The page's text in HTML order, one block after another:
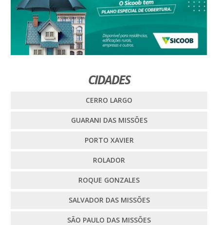
CIDADES
CERRO LARGO
GUARANI DAS MISSÕES
PORTO XAVIER
ROLADOR
ROQUE GONZALES
SALVADOR DAS MISSÕES
SÃO PAULO DAS MISSÕES